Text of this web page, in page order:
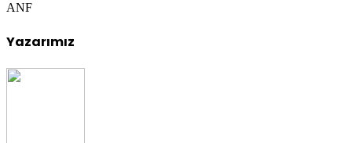
ANF
Yazarımız